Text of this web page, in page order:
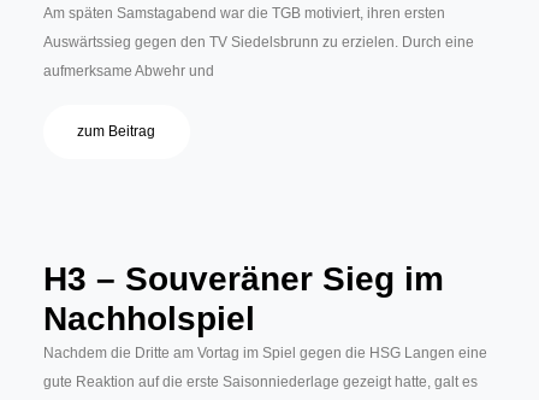
Am späten Samstagabend war die TGB motiviert, ihren ersten
Auswärtssieg gegen den TV Siedelsbrunn zu erzielen. Durch eine
aufmerksame Abwehr und
zum Beitrag
H3 – Souveräner Sieg im
Nachholspiel
Nachdem die Dritte am Vortag im Spiel gegen die HSG Langen eine
gute Reaktion auf die erste Saisonniederlage gezeigt hatte, galt es